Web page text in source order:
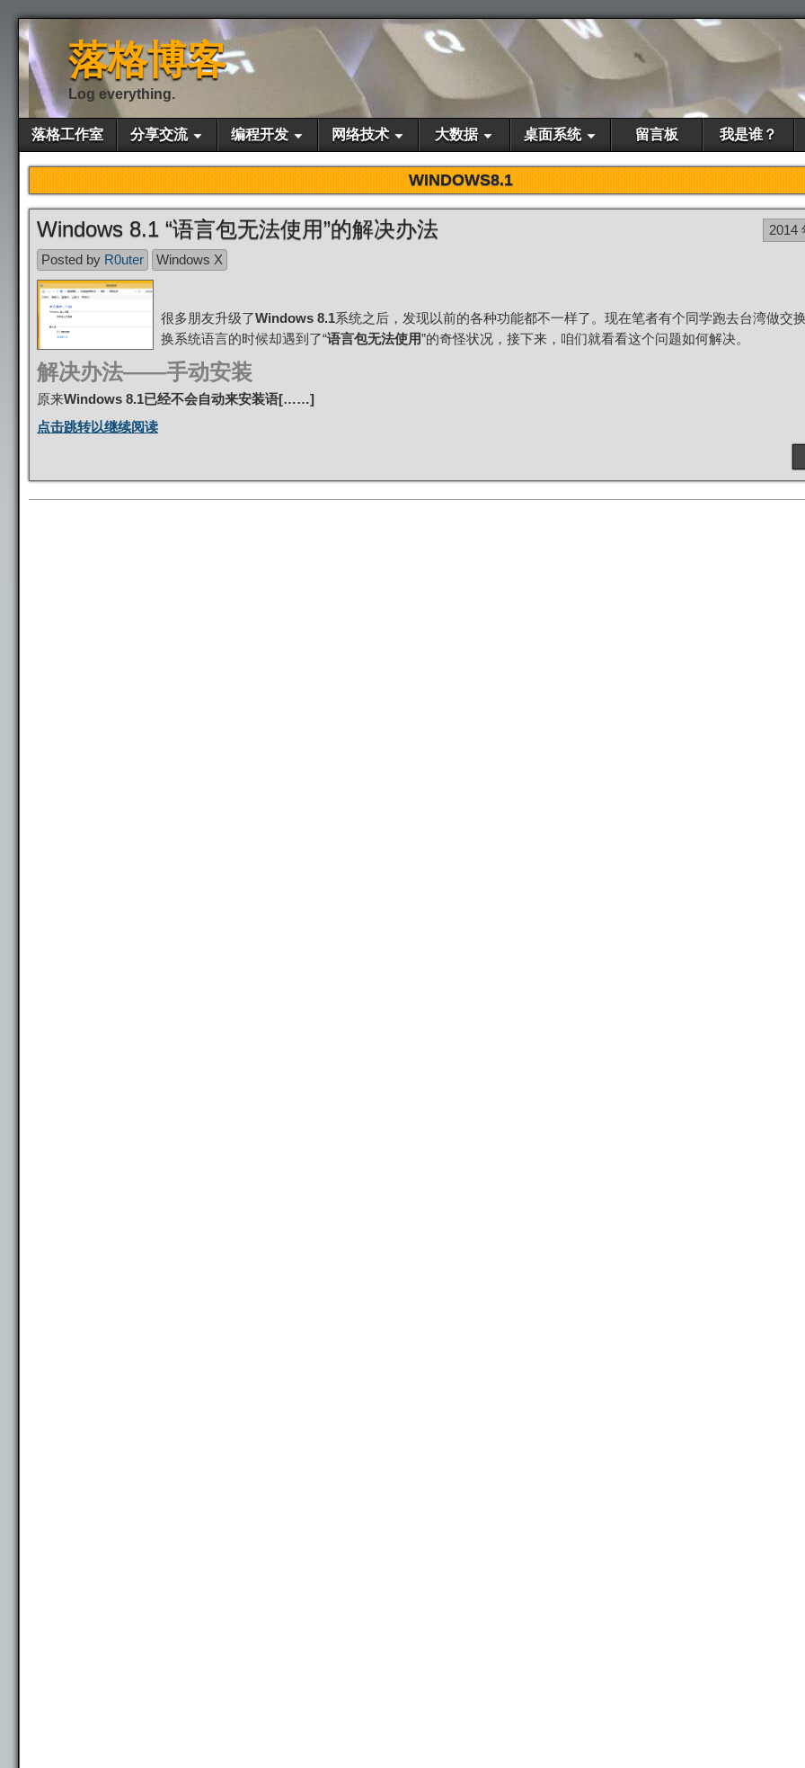
落格博客
Log everything.
落格工作室 分享交流 编程开发 网络技术 大数据 桌面系统 留言板 我是谁？
WINDOWS8.1
Windows 8.1 “语言包无法使用”的解决办法
2014
Posted by R0uter Windows X
很多朋友升级了Windows 8.1系统之后，发现以前的各种功能都不一样了。现在笔者有个同学跑去台湾做交
换系统语言的时候却遇到了“语言包无法使用”的奇怪状况，接下来，咱们就看看这个问题如何解决。
解决办法——手动安装
原来Windows 8.1已经不会自动来安装语[……]
点击跳转以继续阅读